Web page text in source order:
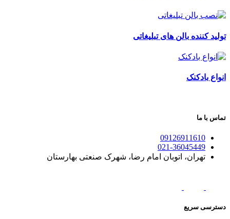
تولید کننده بالن های تبلیغاتی
انواع بادکنک
تماس با ما
09126911610
021-36045449
تهران، اتوبان امام رضا، شهرک صنعتی بهارستان
دسترسی سریع